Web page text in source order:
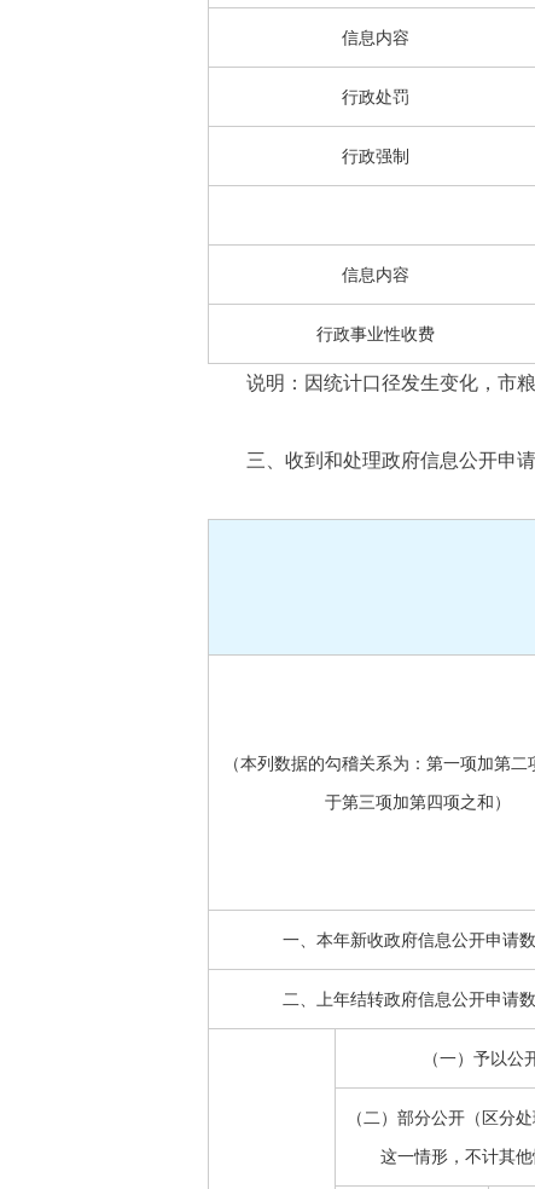
信息内容
行政处罚
行政强制
信息内容
行政事业性收费
说明：因统计口径发生变化，市
三、收到和处理政府信息公开申
（本列数据的勾稽关系为：第一项加第二
于第三项加第四项之和）
一、本年新收政府信息公开申请
二、上年结转政府信息公开申请
（一）予以公
（二）部分公开（区分
这一情形，不计其他